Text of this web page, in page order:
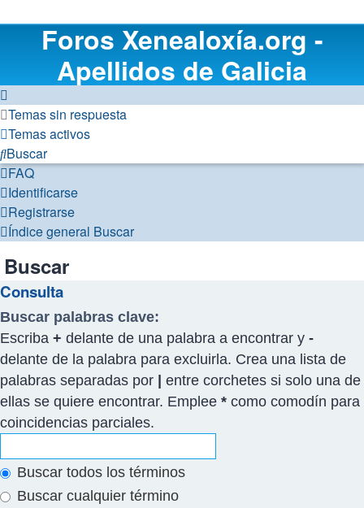
Foros Xenealoxía.org -
Apellidos de Galicia
Temas sin respuesta
Temas activos
Buscar
FAQ
Identificarse
Registrarse
Índice general Buscar
Buscar
Consulta
Buscar palabras clave:
Escriba + delante de una palabra a encontrar y -
delante de la palabra para excluirla. Crea una lista de
palabras separadas por
entre corchetes si solo una de
ellas se quiere encontrar. Emplee * como comodín para
coincidencias parciales.
Buscar todos los términos
Buscar cualquier término